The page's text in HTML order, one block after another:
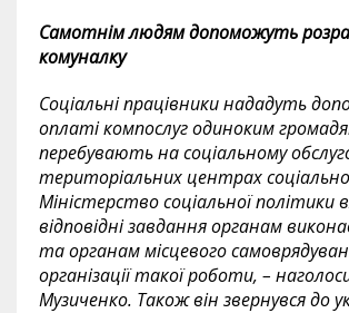
Самотнім людям допоможуть
комуналку
Соціальні працівники нададуть
оплаті компослуг одиноким
перебувають на соціальному
територіальних центрах
Міністерство соціальної політики
відповідні завдання органам
та органам місцевого
організації такої роботи, –
Музиченко. Також він звернувся до